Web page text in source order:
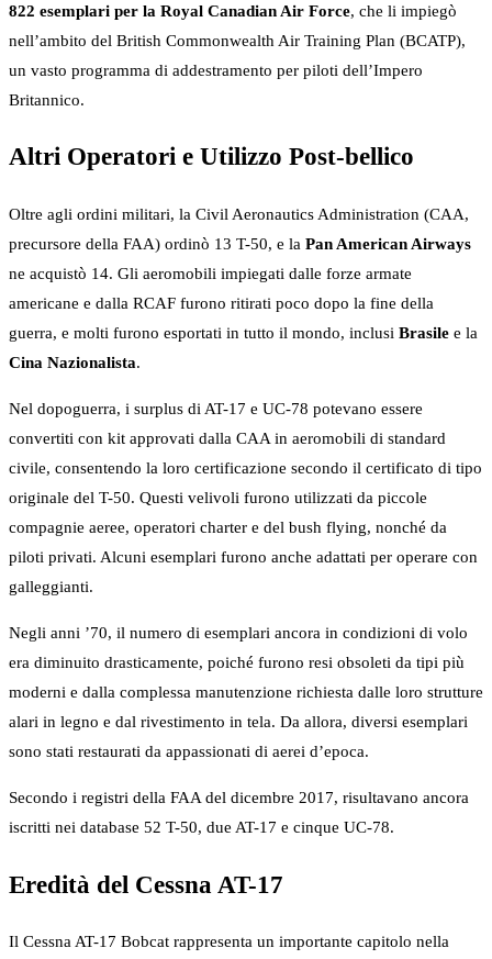
822 esemplari per la Royal Canadian Air Force, che li impiegò
nell’ambito del British Commonwealth Air Training Plan (BCATP),
un vasto programma di addestramento per piloti dell’Impero
Britannico.
Altri Operatori e Utilizzo Post-bellico
Oltre agli ordini militari, la Civil Aeronautics Administration (CAA,
precursore della FAA) ordinò 13 T-50, e la Pan American Airways
ne acquistò 14. Gli aeromobili impiegati dalle forze armate
americane e dalla RCAF furono ritirati poco dopo la fine della
guerra, e molti furono esportati in tutto il mondo, inclusi Brasile e la
Cina Nazionalista.
Nel dopoguerra, i surplus di AT-17 e UC-78 potevano essere
convertiti con kit approvati dalla CAA in aeromobili di standard
civile, consentendo la loro certificazione secondo il certificato di tipo
originale del T-50. Questi velivoli furono utilizzati da piccole
compagnie aeree, operatori charter e del bush flying, nonché da
piloti privati. Alcuni esemplari furono anche adattati per operare con
galleggianti.
Negli anni ’70, il numero di esemplari ancora in condizioni di volo
era diminuito drasticamente, poiché furono resi obsoleti da tipi più
moderni e dalla complessa manutenzione richiesta dalle loro strutture
alari in legno e dal rivestimento in tela. Da allora, diversi esemplari
sono stati restaurati da appassionati di aerei d’epoca.
Secondo i registri della FAA del dicembre 2017, risultavano ancora
iscritti nei database 52 T-50, due AT-17 e cinque UC-78.
Eredità del Cessna AT-17
Il Cessna AT-17 Bobcat rappresenta un importante capitolo nella